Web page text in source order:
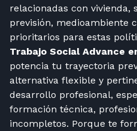
relacionadas con vivienda,
previsión, medioambiente
prioritarios para estas
Trabajo Social Advance
potencia tu trayectoria
alternativa flexible y
desarrollo profesional,
formación técnica,
incompletos. Porque te